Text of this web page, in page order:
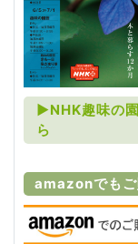
►NHK趣味の
ら
amazonでもご